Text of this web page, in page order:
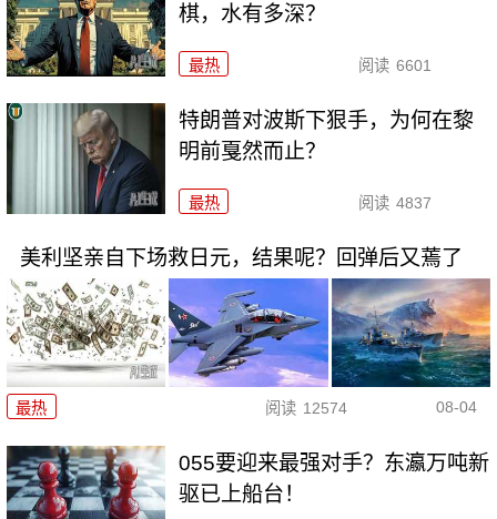
棋，水有多深？
最热 阅读 6601
特朗普对波斯下狠手，为何在黎
明前戛然而止？
最热 阅读 4837
美利坚亲自下场救日元，结果呢？回弹后又蔫了
最热 阅读 12574 08-04
055要迎来最强对手？东瀛万吨新
驱已上船台！